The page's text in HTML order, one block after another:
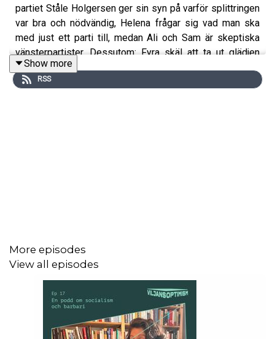
partiet Ståle Holgersen ger sin syn på varför splittringen
var bra och nödvändig, Helena frågar sig vad man ska
med just ett parti till, medan Ali och Sam är skeptiska
vänsterpartister. Dessutom: Fyra skäl att ta ut glädjen
över 2026 i förskott!
För tips och förslag på saker som gör världen bättre eller
sämre: viljansoptimism@gmail.com.
Show more
RSS
More episodes
View all episodes